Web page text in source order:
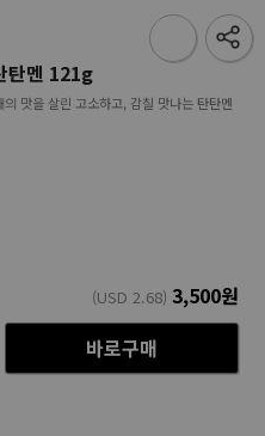
탄멘 121g
맛을 살린 고소하고, 감칠 맛나는 탄탄멘
(USD2.68) 3,500원
바로구매